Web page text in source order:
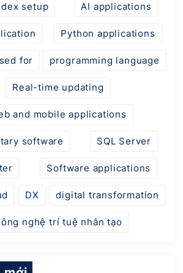
setup AI applications
Python applications
for programming language
Real-time updating
and mobile applications
software SQL Server
Software applications
DX digital transformation
nghệ trí tuệ nhân tạo